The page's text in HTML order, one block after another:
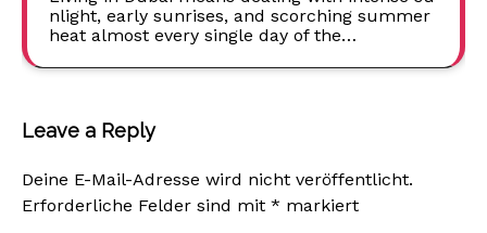
nlight, early sunrises, and scorching summer
heat almost every single day of the…
Leave a Reply
Deine E-Mail-Adresse wird nicht veröffentlicht.
Erforderliche Felder sind mit * markiert